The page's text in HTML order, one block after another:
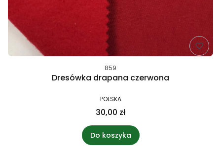
859
Dresówka drapana czerwona
POLSKA
30,00 zł
Do koszyka